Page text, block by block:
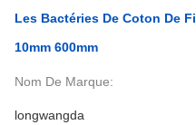
Les Bactéries De Coton De
10mm 600mm
Nom De Marque:
longwangda